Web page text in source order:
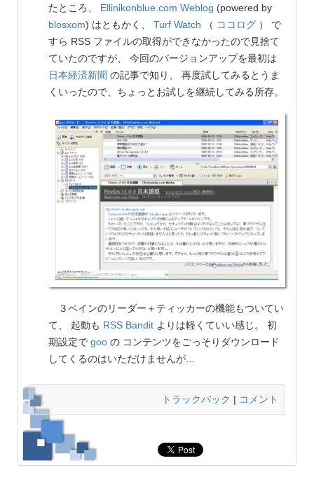
たところ、 Ellinikonblue.com Weblog (powered by
blosxom) はともかく、 Turf Watch （ ココログ ） で
すら RSS ファイルの取得ができなかったので見捨て
ていたのですが、 今回のバージョンアップを最初は
日本経済新聞 の記事で知り、 再度試してみるとうま
くいったので、ちょっとお試しを継続してみる所存。
３ペインのリーダー＋ティッカーの機能もついてい
て、 起動も RSS Bandit よりは軽くていい感じ。 初
期設定で goo の コンテンツをごっそりダウンロード
してくるのはいただけませんが…
トラックバック | コメント